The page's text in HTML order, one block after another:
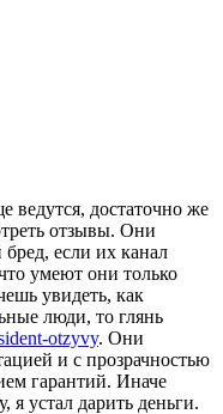
ведутся, достаточно же
отзывы. Они
если их канал
умеют они только
увидеть, как
люди, то глянь
otzyvy. Они
и с прозрачностью
гарантий. Иначе
я устал дарить деньги.